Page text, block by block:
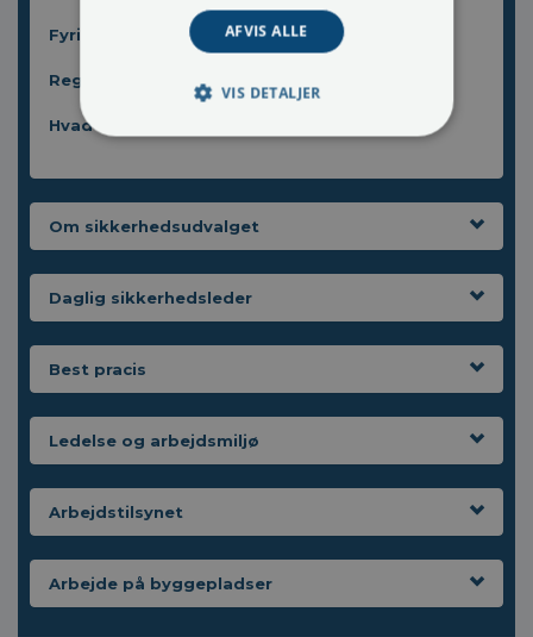
Fyring af tillidsrepræsentant
Regler for fyring af en sikkerhedsvalgt
Hvad er en faglig voldgiftsret
Om sikkerhedsudvalget
Daglig sikkerhedsleder
Best pracis
Ledelse og arbejdsmiljø
Arbejdstilsynet
Arbejde på byggepladser
AFVIS ALLE
VIS DETALJER